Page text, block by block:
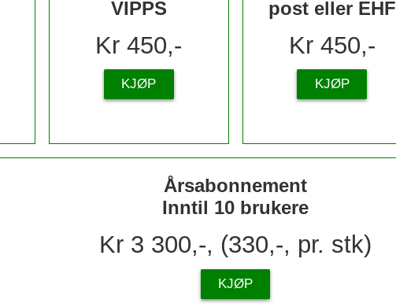
VIPPS
Kr 450,-
KJØP
post eller EHF
Kr 450,-
KJØP
Årsabonnement
Inntil 10 brukere
Kr 3 300,-, (330,-, pr. stk)
KJØP